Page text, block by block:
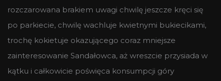
rozczarowana brakiem uwagi chwilę jeszcze kręci się
po parkiecie, chwilę wachluje kwietnymi bukiecikami,
trochę kokietuje okazującego coraz mniejsze
zainteresowanie Sandałowca, aż wreszcie przysiada w
kątku i całkowicie poświęca konsumpcji góry